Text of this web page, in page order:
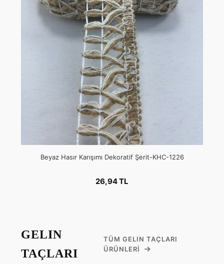
Beyaz Hasır Karışımı Dekoratif Şerit-KHC-1226
26,94 TL
GELIN
TAÇLARI
TÜM GELIN TAÇLARI
ÜRÜNLERI